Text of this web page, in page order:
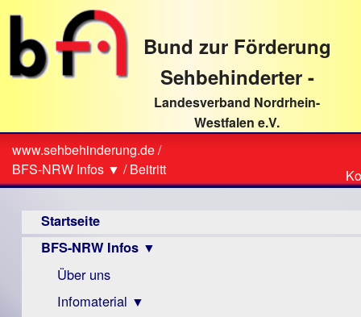
direkt
Textinhalt
Bund zur Förderung
Sehbehinderter -
Landesverband Nordrhein-
Westfalen e.V.
Sie
sind
hier
www.sehbehinderung.de/
BFS-NRW Infos ▼ /Beitritt
Startseite
BFS-NRW Infos ▼
Über uns
Infomaterial ▼